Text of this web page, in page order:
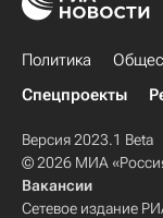
Политика
Спецпроекты
Версия 2023.1 Beta
© 2026 МИА
Вакансии
Сетевое издание